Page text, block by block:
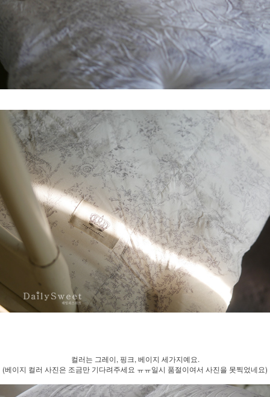
컬러는 그레이, 핑크, 베이지 세가지예요.
(베이지 컬러 사진은 조금만 기다려주세요 ㅠㅠ일시 품절이여서 사진을 못찍었네요)